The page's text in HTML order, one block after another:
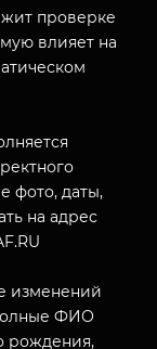
проверке
влияет на
фото, даты,
на адрес
изменений
ФИО
рождения,